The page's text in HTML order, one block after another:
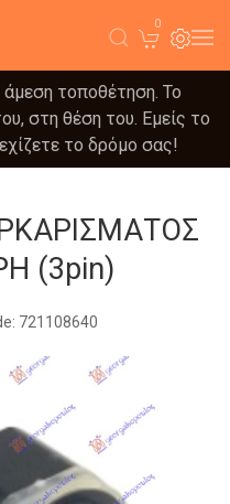
0
τοποθέτηση. Το
στη θέση του. Εμείς το
το δρόμο σας!
(3pin)
721108640